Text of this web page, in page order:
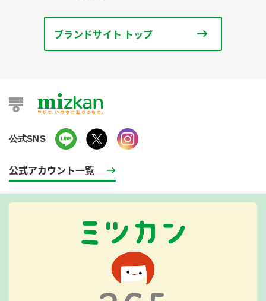
ブランドサイト トップ
公式SNS
公式アカウント一覧